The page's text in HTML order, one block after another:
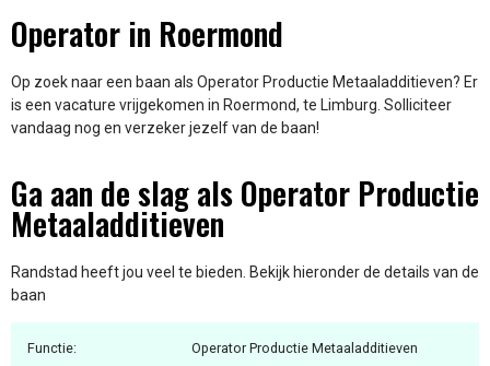
Operator in Roermond
Op zoek naar een baan als Operator Productie Metaaladditieven? Er
is een vacature vrijgekomen in Roermond, te Limburg. Solliciteer
vandaag nog en verzeker jezelf van de baan!
Ga aan de slag als Operator Productie
Metaaladditieven
Randstad heeft jou veel te bieden. Bekijk hieronder de details van de
baan
Functie: Operator Productie Metaaladditieven